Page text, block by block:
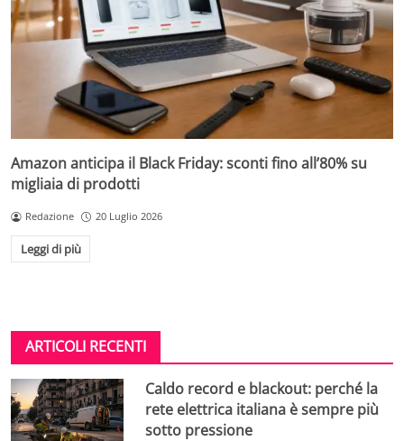
Amazon anticipa il Black Friday: sconti fino all’80% su
migliaia di prodotti
Redazione 20 Luglio 2026
Leggi di più
ARTICOLI RECENTI
Caldo record e blackout: perché la
rete elettrica italiana è sempre più
sotto pressione